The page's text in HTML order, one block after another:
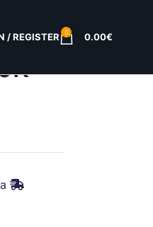
/ REGISTER 0 0.00€
–